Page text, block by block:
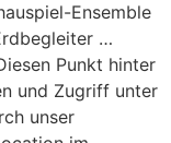
Ensemble
…
Punkt hinter
und Zugriff unter
unser